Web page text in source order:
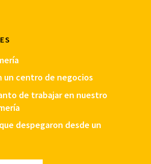
un centro de negocios
de trabajar en nuestro
despegaron desde un